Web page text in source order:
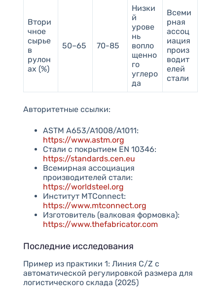
Втори
чное
сырье
в
рулон
ах (%)
50–65 70-85
Низки
й
урове
нь
вопло
щенно
го
углеро
да
Всеми
рная
ассоц
иация
произ
водит
елей
стали
Авторитетные ссылки:
ASTM A653/A1008/A1011:
https://www.astm.org
Стали с покрытием EN 10346:
https://standards.cen.eu
Всемирная ассоциация
производителей стали:
https://worldsteel.org
Институт MTConnect:
https://www.mtconnect.org
Изготовитель (валковая формовка):
https://www.thefabricator.com
Последние исследования
Пример из практики 1: Линия C/Z с
автоматической регулировкой размера для
логистического склада (2025)